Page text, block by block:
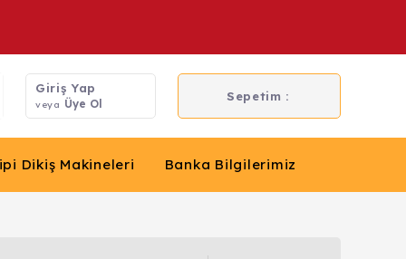
Giriş Yap
veya Üye Ol
Sepetim :
Dikiş Makineleri Banka Bilgilerimiz